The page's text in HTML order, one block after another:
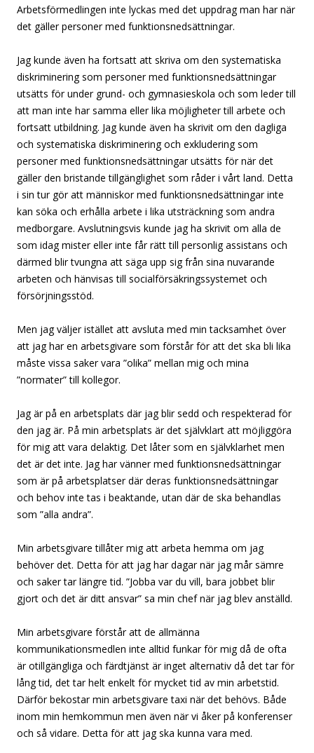
Arbetsförmedlingen inte lyckas med det uppdrag man har när
det gäller personer med funktionsnedsättningar.
Jag kunde även ha fortsatt att skriva om den systematiska
diskriminering som personer med funktionsnedsättningar
utsätts för under grund- och gymnasieskola och som leder till
att man inte har samma eller lika möjligheter till arbete och
fortsatt utbildning. Jag kunde även ha skrivit om den dagliga
och systematiska diskriminering och exkludering som
personer med funktionsnedsättningar utsätts för när det
gäller den bristande tillgänglighet som råder i vårt land. Detta
i sin tur gör att människor med funktionsnedsättningar inte
kan söka och erhålla arbete i lika utsträckning som andra
medborgare. Avslutningsvis kunde jag ha skrivit om alla de
som idag mister eller inte får rätt till personlig assistans och
därmed blir tvungna att säga upp sig från sina nuvarande
arbeten och hänvisas till socialförsäkringssystemet och
försörjningsstöd.
Men jag väljer istället att avsluta med min tacksamhet över
att jag har en arbetsgivare som förstår för att det ska bli lika
måste vissa saker vara ”olika” mellan mig och mina
”normater” till kollegor.
Jag är på en arbetsplats där jag blir sedd och respekterad för
den jag är. På min arbetsplats är det självklart att möjliggöra
för mig att vara delaktig. Det låter som en självklarhet men
det är det inte. Jag har vänner med funktionsnedsättningar
som är på arbetsplatser där deras funktionsnedsättningar
och behov inte tas i beaktande, utan där de ska behandlas
som ”alla andra”.
Min arbetsgivare tillåter mig att arbeta hemma om jag
behöver det. Detta för att jag har dagar när jag mår sämre
och saker tar längre tid. ”Jobba var du vill, bara jobbet blir
gjort och det är ditt ansvar” sa min chef när jag blev anställd.
Min arbetsgivare förstår att de allmänna
kommunikationsmedlen inte alltid funkar för mig då de ofta
är otillgängliga och färdtjänst är inget alternativ då det tar för
lång tid, det tar helt enkelt för mycket tid av min arbetstid.
Därför bekostar min arbetsgivare taxi när det behövs. Både
inom min hemkommun men även när vi åker på konferenser
och så vidare. Detta för att jag ska kunna vara med.